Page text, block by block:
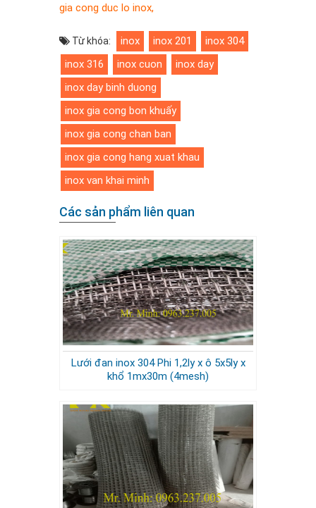
gia cong duc lo inox,
Từ khóa: inox inox 201
inox 304
inox 316
inox cuon
inox day
inox day binh duong
inox gia cong bon khuấy
inox gia cong chan ban
inox gia cong hang xuat khau
inox van khai minh
Các sản phẩm liên quan
Lưới đan inox 304 Phi 1,2ly x ô 5x5ly x
khổ 1mx30m (4mesh)